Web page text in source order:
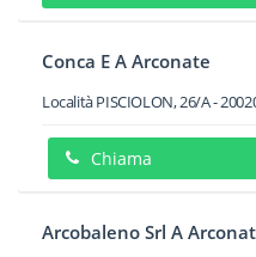
Conca E A Arconate
Località PISCIOLON, 26/A-
Chiama
Arcobaleno Srl A